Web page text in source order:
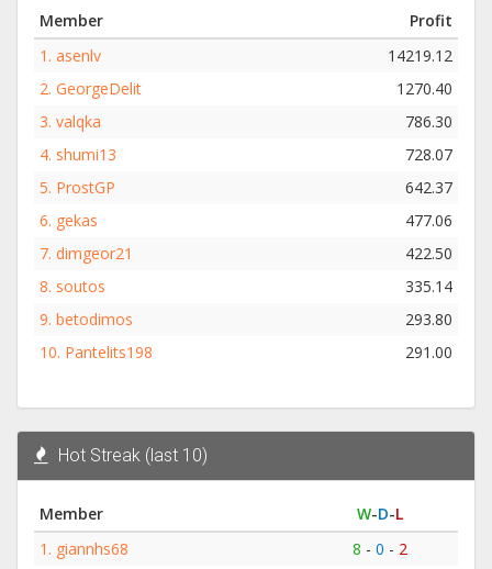
Member
Profit
1. asenlv
14219.12
2. GeorgeDelit
1270.40
3. valqka
786.30
4. shumi13
728.07
5. ProstGP
642.37
6. gekas
477.06
7. dimgeor21
422.50
8. soutos
335.14
9. betodimos
293.80
10. Pantelits198 291.00
Hot Streak (last 10)
Member W-D-L
1. giannhs68 8 - 0 - 2